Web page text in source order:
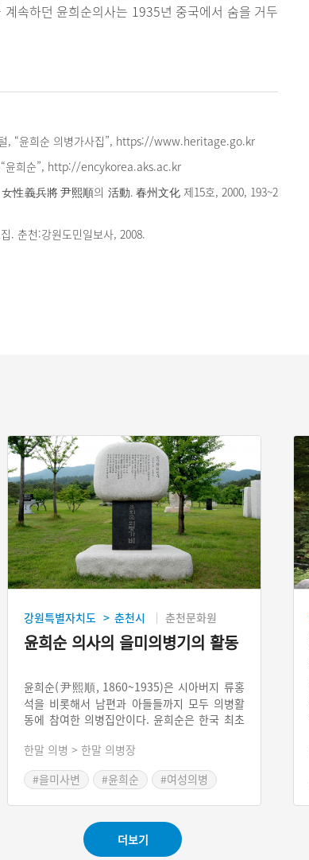
속하던 윤희순의사는 1935년 중국에서 숨을 거두
, “윤희순 의병가사집”, https://www.heritage.go.kr
“윤희순”, http://encykorea.aks.ac.kr
性義兵將 尹熙順의 活動. 春州文化 제15호, 2000, 193~2
. 춘천:강원도민일보사, 2008.
강원특별자치도 > 춘천시 춘천문화원
윤희순 의사의 을미의병기의 활동
윤희순(尹熙順, 1860~1935)은 시아버지 류홍
석을 비롯해서 남편과 아들들까지 모두 의병활
동에 참여한 의병집안이다. 윤희순은 한국 최초
다. 그가 처음 의병활동을 한 것은 춘천시 남면
가정리에서이다.
한말 의병 > 한말 의병장
#을미사변
#윤희순
#여성의병
더보기